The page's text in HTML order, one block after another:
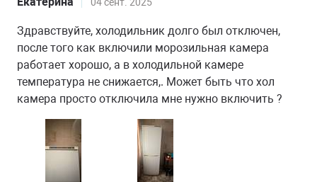
Здравствуйте, холодильник долго был отключен,
после того как включили морозильная камера
работает хорошо, а в холодильной камере
температура не снижается,. Может быть что хол
камера просто отключила мне нужно включить ?